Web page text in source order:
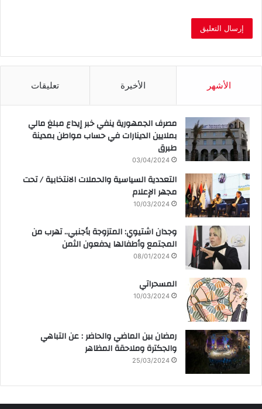
الأشهر الأخيرة تعليقات
مصرف الجمهورية ينفي خبر إيداع مبلغ مالي
بملايين الدينارات في حساب مواطن بمدينة
طبرق
03/04/2024
التعددية السياسية والحملات الانتخابية / تحت
مجهر الإعلام
10/03/2024
وجدان اشتيوي: المتزوجة بأجنبي.. تهرب من
المجتمع وأطفالها يدفعون الثمن
08/01/2024
المسحراتي
10/03/2024
رمضان بين الماضي والحاضر : عن التباهي
والجكترة وملاحقة المظاهر
25/03/2024